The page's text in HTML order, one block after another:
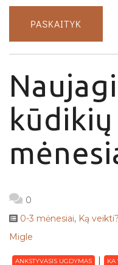
PASKAITYK
0
0-3 mėnesiai, Ką veikti?
Migle
ANKSTYVASIS UGDYMAS KA